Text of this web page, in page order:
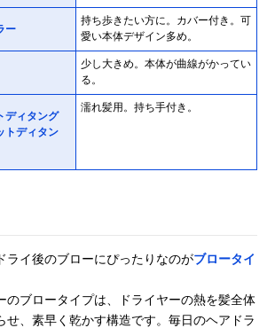
ー
持ち歩きたい方に。カバー付き。可
愛い本体デザイン多め。
少し大きめ。本体が曲線がかってい
る。
ディタング
トディタン
濡れ髪用。持ち手付き。
ライ後のブローにぴったりなのがブロータイ
のブロータイプは、ドライヤーの熱を髪全体
せ、素早く乾かす構造です。毎日のヘアドラ